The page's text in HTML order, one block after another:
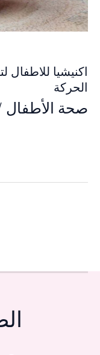
اكنيشيا للاطفال
الحركة
صحة الأطفال